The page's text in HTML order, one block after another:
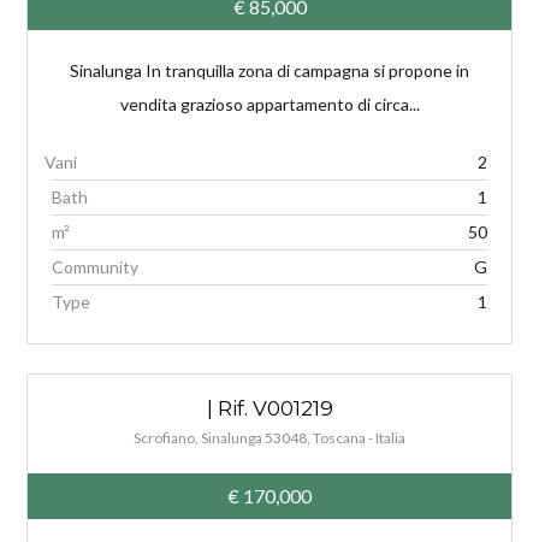
€ 85,000
Sinalunga In tranquilla zona di campagna si propone in
vendita grazioso appartamento di circa...
2
Bath
1
m²
50
Community
G
Type
1
| Rif. V001219
Scrofiano, Sinalunga 53048, Toscana - Italia
€ 170,000